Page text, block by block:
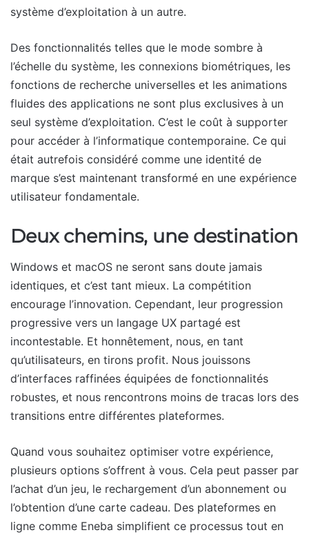
système d’exploitation à un autre.
Des fonctionnalités telles que le mode sombre à
l’échelle du système, les connexions biométriques, les
fonctions de recherche universelles et les animations
fluides des applications ne sont plus exclusives à un
seul système d’exploitation. C’est le coût à supporter
pour accéder à l’informatique contemporaine. Ce qui
était autrefois considéré comme une identité de
marque s’est maintenant transformé en une expérience
utilisateur fondamentale.
Deux chemins, une destination
Windows et macOS ne seront sans doute jamais
identiques, et c’est tant mieux. La compétition
encourage l’innovation. Cependant, leur progression
progressive vers un langage UX partagé est
incontestable. Et honnêtement, nous, en tant
qu’utilisateurs, en tirons profit. Nous jouissons
d’interfaces raffinées équipées de fonctionnalités
robustes, et nous rencontrons moins de tracas lors des
transitions entre différentes plateformes.
Quand vous souhaitez optimiser votre expérience,
plusieurs options s’offrent à vous. Cela peut passer par
l’achat d’un jeu, le rechargement d’un abonnement ou
l’obtention d’une carte cadeau. Des plateformes en
ligne comme Eneba simplifient ce processus tout en